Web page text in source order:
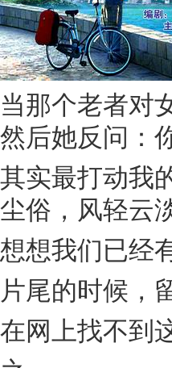
当那个老者对
然后她反问：
其实最打动我
尘俗，风轻云
想想我们已经
片尾的时候，
在网上找不到